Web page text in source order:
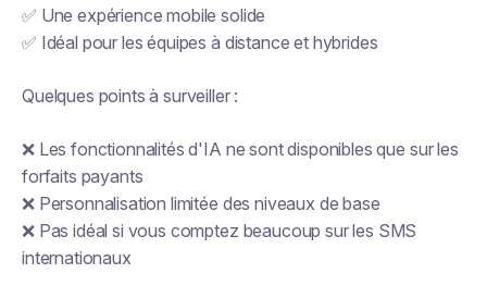
✅ Une expérience mobile solide
✅ Idéal pour les équipes à distance et hybrides
Quelques points à surveiller :
❌ Les fonctionnalités d'IA ne sont disponibles que sur les
forfaits payants
❌ Personnalisation limitée des niveaux de base
❌ Pas idéal si vous comptez beaucoup sur les SMS
internationaux